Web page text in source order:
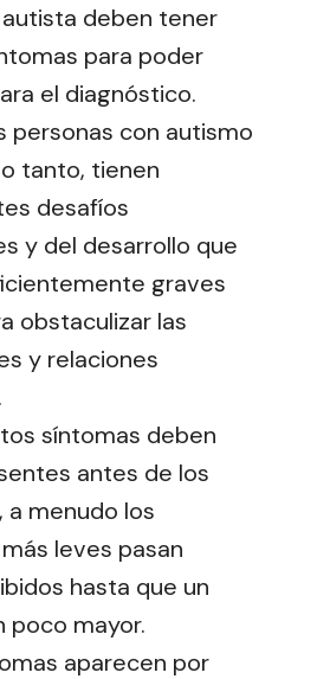
deben tener
para poder
el diagnóstico.
personas con autismo
tanto, tienen
desafíos
y del desarrollo que
graves
obstaculizar las
y relaciones
síntomas deben
antes de los
a menudo los
leves pasan
hasta que un
poco mayor.
aparecen por